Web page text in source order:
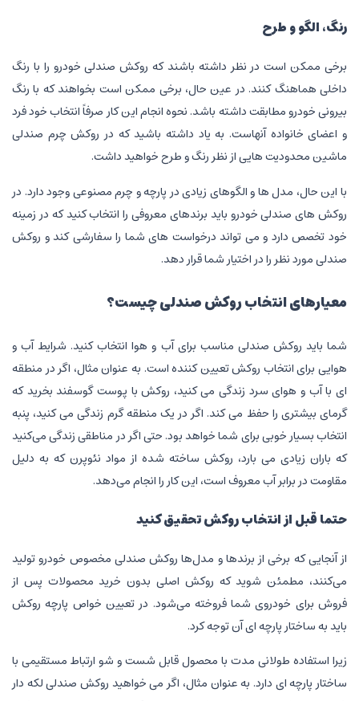
رنگ، الگو و طرح
برخی ممکن است در نظر داشته باشند که روکش صندلی خودرو را با رنگ
داخلی هماهنگ کنند. در عین حال، برخی ممکن است بخواهند که با رنگ
بیرونی خودرو مطابقت داشته باشد. نحوه انجام این کار صرفاً انتخاب خود فرد
و اعضای خانواده آنهاست. به یاد داشته باشید که در روکش چرم صندلی
ماشین محدودیت هایی از نظر رنگ و طرح خواهید داشت.
با این حال، مدل ها و الگوهای زیادی در پارچه و چرم مصنوعی وجود دارد. در
روکش های صندلی خودرو باید برندهای معروفی را انتخاب کنید که در زمینه
خود تخصص دارد و می تواند درخواست های شما را سفارشی کند و روکش
صندلی مورد نظر را در اختیار شما قرار دهد.
معیارهای انتخاب روکش صندلی چیست؟
شما باید روکش صندلی مناسب برای آب و هوا انتخاب کنید. شرایط آب و
هوایی برای انتخاب روکش تعیین کننده است. به عنوان مثال، اگر در منطقه
ای با آب و هوای سرد زندگی می کنید، روکش با پوست گوسفند بخرید که
گرمای بیشتری را حفظ می کند. اگر در یک منطقه گرم زندگی می کنید، پنبه
انتخاب بسیار خوبی برای شما خواهد بود. حتی اگر در مناطقی زندگی می‌کنید
که باران زیادی می ‌بارد، روکش ساخته شده از مواد نئوپرن که به دلیل
مقاومت در برابر آب معروف است، این کار را انجام می‌دهد.
حتما قبل از انتخاب روکش تحقیق کنید
از آنجایی که برخی از برندها و مدل‌ها روکش صندلی مخصوص خودرو تولید
می‌کنند، مطمئن شوید که روکش اصلی بدون خرید محصولات پس از
فروش برای خودروی شما فروخته می‌شود. در تعیین خواص پارچه روکش
باید به ساختار پارچه ای آن توجه کرد.
زیرا استفاده طولانی مدت با محصول قابل شست و شو ارتباط مستقیمی با
ساختار پارچه ای دارد. به عنوان مثال، اگر می خواهید روکش صندلی لکه دار